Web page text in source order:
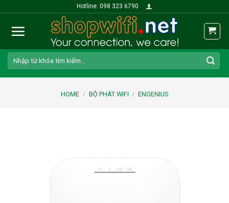
content
Hotline: 098 323 6790
Search
for:
HOME / BỘ PHÁT WIFI / ENGENIUS